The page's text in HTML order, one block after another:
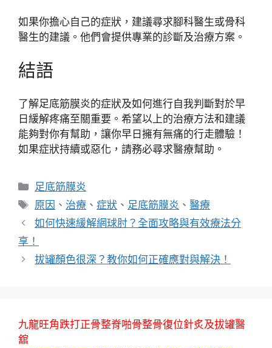
如果你擔心自己的症狀，建議尋求腳科醫生或骨科
醫生的建議。他們會提供專業的診斷及治療方案。
結語
了解足底筋膜炎的症狀及如何進行自我判斷對於早
日緩解疼痛至關重要。希望以上的治療方法和建議
能夠對你有幫助，讓你早日擁有無痛的行走體驗！
如果症狀持續或惡化，請務必尋求醫療幫助。
分
類
足底筋膜炎
標
籤
原因 、 治療 、症狀 、 足底筋膜炎 、醫療
如何快速緩解網球肘？全面攻略與有效療法分
享！
拔罐顏色很深？教你如何正確應對與解決！
九龍旺角跌打正骨整脊啪骨整骨復位針炙及拔罐醫
舘